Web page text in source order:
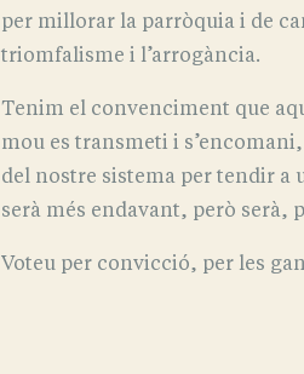
per millorar la parròquia i de
triomfalisme i l’arrogància.
Tenim el convenciment que
mou es transmeti i
del nostre sistema per tendir a
serà més endavant, però serà,
Voteu per convicció, per les